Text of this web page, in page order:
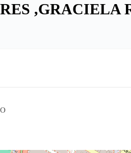
,GRACIELA